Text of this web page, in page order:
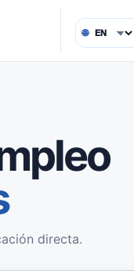
🌐
directa.